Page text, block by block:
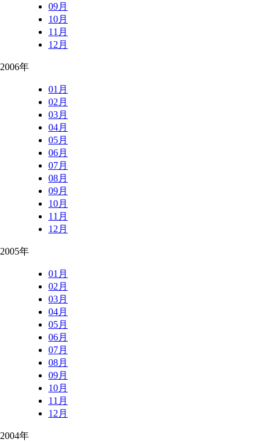
09月
10月
11月
12月
2006年
01月
02月
03月
04月
05月
06月
07月
08月
09月
10月
11月
12月
2005年
01月
02月
03月
04月
05月
06月
07月
08月
09月
10月
11月
12月
2004年